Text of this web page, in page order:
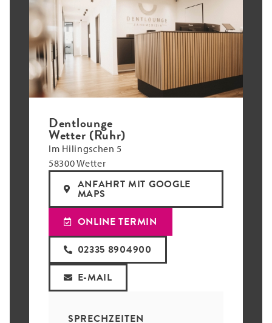
Dentlounge
Wetter (Ruhr)
Im Hilingschen 5
58300 Wetter
ANFAHRT MIT GOOGLE
MAPS
ONLINE TERMIN
02335 8904900
E-MAIL
SPRECHZEITEN